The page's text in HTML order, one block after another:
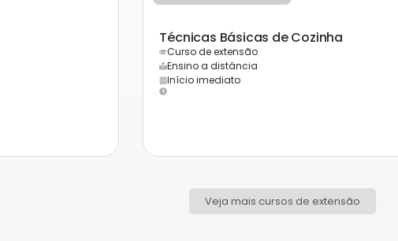
Técnicas Básicas de Cozinha
Curso de extensão
Ensino a distância
Início imediato
Veja mais cursos de extensão